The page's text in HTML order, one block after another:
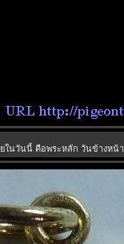
ในวันนี้ คือพระหลัก วันข้างหน้า